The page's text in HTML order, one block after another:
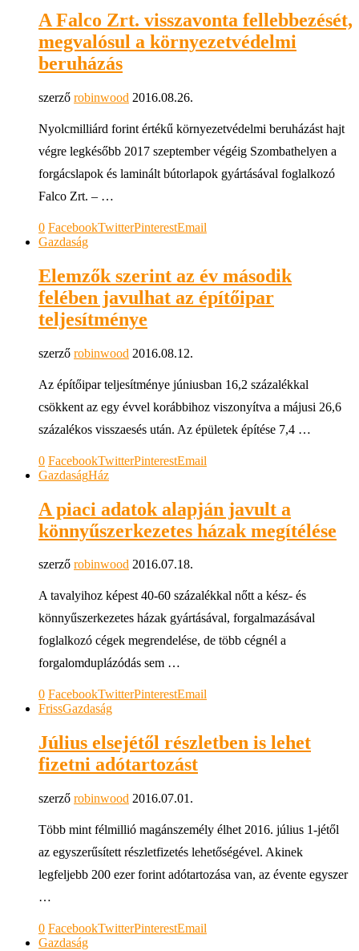
A Falco Zrt. visszavonta fellebbezését,
megvalósul a környezetvédelmi
beruházás
szerző robinwood 2016.08.26.
Nyolcmilliárd forint értékű környezetvédelmi beruházást hajt
végre legkésőbb 2017 szeptember végéig Szombathelyen a
forgácslapok és laminált bútorlapok gyártásával foglalkozó
Falco Zrt. – …
0 FacebookTwitterPinterestEmail
Gazdaság
Elemzők szerint az év második
felében javulhat az építőipar
teljesítménye
szerző robinwood 2016.08.12.
Az építőipar teljesítménye júniusban 16,2 százalékkal
csökkent az egy évvel korábbihoz viszonyítva a májusi 26,6
százalékos visszaesés után. Az épületek építése 7,4 …
0 FacebookTwitterPinterestEmail
GazdaságHáz
A piaci adatok alapján javult a
könnyűszerkezetes házak megítélése
szerző robinwood 2016.07.18.
A tavalyihoz képest 40-60 százalékkal nőtt a kész- és
könnyűszerkezetes házak gyártásával, forgalmazásával
foglalkozó cégek megrendelése, de több cégnél a
forgalomduplázódás sem …
0 FacebookTwitterPinterestEmail
FrissGazdaság
Július elsejétől részletben is lehet
fizetni adótartozást
szerző robinwood 2016.07.01.
Több mint félmillió magánszemély élhet 2016. július 1-jétől
az egyszerűsített részletfizetés lehetőségével. Akinek
legfeljebb 200 ezer forint adótartozása van, az évente egyszer
…
0 FacebookTwitterPinterestEmail
Gazdaság